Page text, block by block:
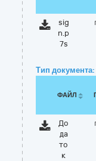
sig
n.p
7s
Тип документа:
ФАЙЛ
До
да
то
к